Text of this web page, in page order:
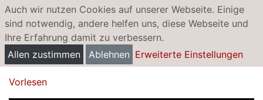
Auch wir nutzen Cookies auf unserer Webseite. Einige
sind notwendig, andere helfen uns, diese Webseite und
Ihre Erfahrung damit zu verbessern.
Allen zustimmen
Ablehnen Erweiterte Einstellungen
Hessens kleinste Großstadt
- Ich bin Hanau
Vorlesen